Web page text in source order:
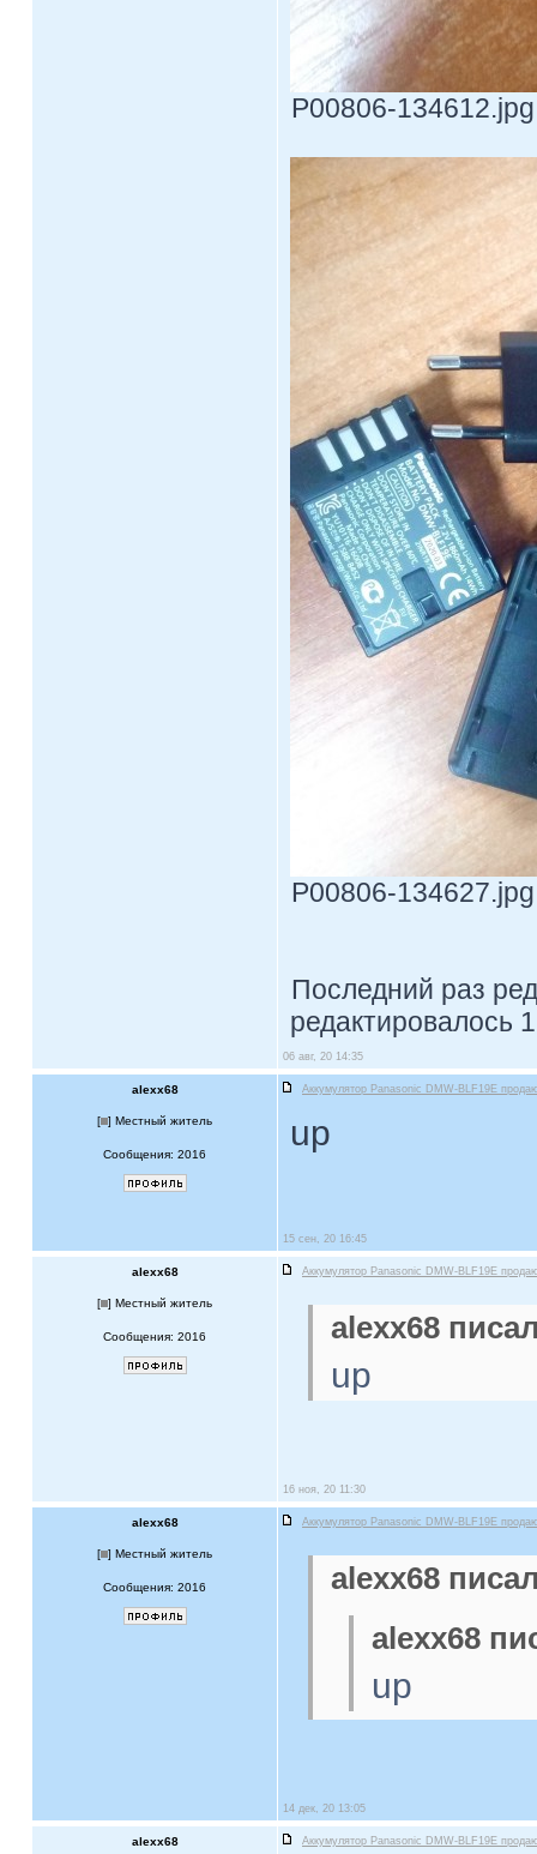
P00806-
P00806-
Последний раз
редактировалось
06 авг, 20 14:35
alexx68 Аккумулятор Panasonic DMW-BLF19E
[ ] Местный житель
Сообщения: 2016
up
15 сен, 20 16:45
alexx68 Аккумулятор Panasonic DMW-BLF19E
[ ] Местный житель
Сообщения: 2016 alexx68
up
16 ноя, 20 11:30
alexx68 Аккумулятор Panasonic DMW-BLF19E
[ ] Местный житель
Сообщения: 2016
alexx68
alexx68
up
14 дек, 20 13:05
alexx68 Аккумулятор Panasonic DMW-BLF19E